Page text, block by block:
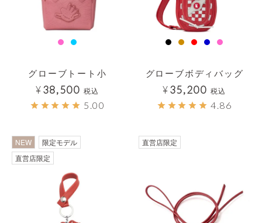
グローブトート小
¥38,500 税込
5.00
グローブボディバッグ
¥35,200 税込
4.86
NEW
限定モデル
直営店限定
直営店限定